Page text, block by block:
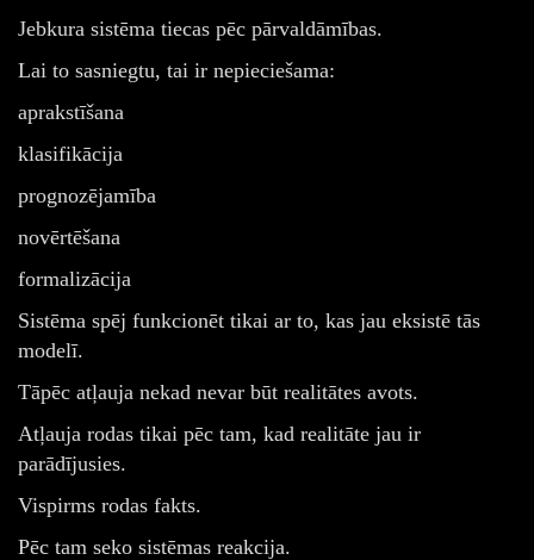
Jebkura sistēma tiecas pēc pārvaldāmības.
Lai to sasniegtu, tai ir nepieciešama:
aprakstīšana
klasifikācija
prognozējamība
novērtēšana
formalizācija
Sistēma spēj funkcionēt tikai ar to, kas jau eksistē tās
modelī.
Tāpēc atļauja nekad nevar būt realitātes avots.
Atļauja rodas tikai pēc tam, kad realitāte jau ir
parādījusies.
Vispirms rodas fakts.
Pēc tam seko sistēmas reakcija.